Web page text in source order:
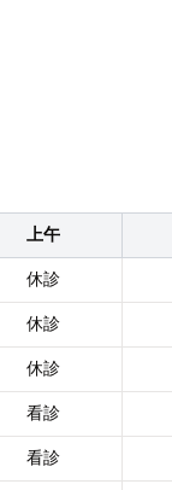
上午
休診
休診
休診
看診
看診